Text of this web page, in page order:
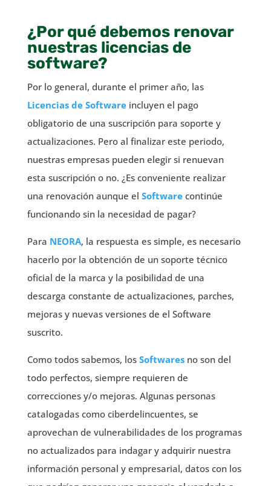
¿Por qué debemos renovar
nuestras licencias de
software?
Por lo general, durante el primer año, las
Licencias de Softwareincluyen el pago
obligatorio de una suscripción para soporte y
actualizaciones. Pero al finalizar este periodo,
nuestras empresas pueden elegir si renuevan
esta suscripción o no. ¿Es conveniente realizar
una renovación aunque el Software continúe
funcionando sin la necesidad de pagar?
Para NEORA, la respuesta es simple, es necesario
hacerlo por la obtención de un soporte técnico
oficial de la marca y la posibilidad de una
descarga constante de actualizaciones, parches,
mejoras y nuevas versiones de el Software
suscrito.
Como todos sabemos, los Softwares no son del
todo perfectos, siempre requieren de
correcciones y/o mejoras. Algunas personas
catalogadas como ciberdelincuentes, se
aprovechan de vulnerabilidades de los programas
no actualizados para indagar y adquirir nuestra
información personal y empresarial, datos con los